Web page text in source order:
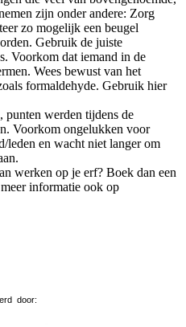
zijn onder andere: Zorg
zo mogelijk een beugel
Gebruik de juiste
Voorkom dat iemand in de
Wees bewust van het
formaldehyde. Gebruik hier
punten werden tijdens de
Voorkom ongelukken voor
leden en wacht niet langer om
werken op je erf? Boek dan een
informatie ook op
door: